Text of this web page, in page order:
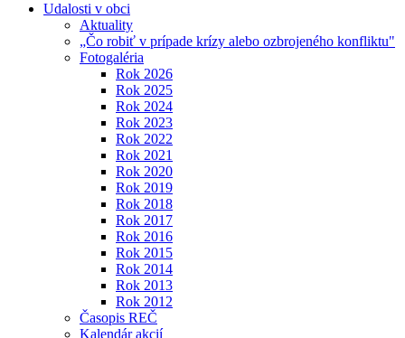
Udalosti v obci
Aktuality
„Čo robiť v prípade krízy alebo ozbrojeného konfliktu"
Fotogaléria
Rok 2026
Rok 2025
Rok 2024
Rok 2023
Rok 2022
Rok 2021
Rok 2020
Rok 2019
Rok 2018
Rok 2017
Rok 2016
Rok 2015
Rok 2014
Rok 2013
Rok 2012
Časopis REČ
Kalendár akcií